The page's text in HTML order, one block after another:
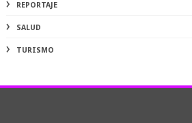
REPORTAJE
SALUD
TURISMO